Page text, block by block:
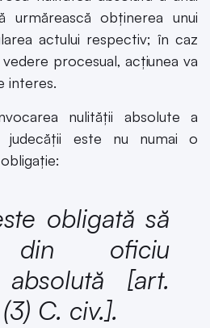
urmărească obținerea unui
actului respectiv; în caz
procesual, acțiunea va
interes.
nulității absolute a
judecății este nu numai o
obligată să
din oficiu
absolută [art.
C. civ.].